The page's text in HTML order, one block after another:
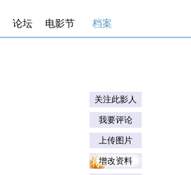
论坛 电影节 档案
关注此影人
我要评论
上传图片
增改资料